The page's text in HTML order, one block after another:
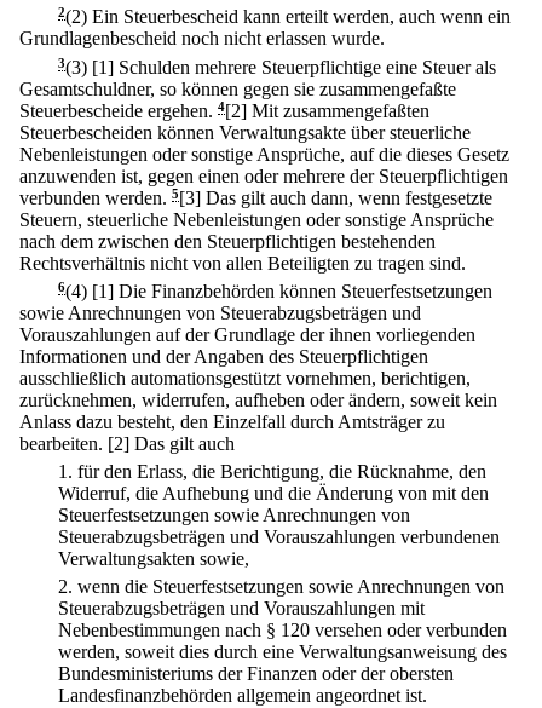
2(2) Ein Steuerbescheid kann erteilt werden, auch wenn ein
Grundlagenbescheid noch nicht erlassen wurde.
3(3) [1] Schulden mehrere Steuerpflichtige eine Steuer als
Gesamtschuldner, so können gegen sie zusammengefaßte
Steuerbescheide ergehen. 4[2] Mit zusammengefaßten
Steuerbescheiden können Verwaltungsakte über steuerliche
Nebenleistungen oder sonstige Ansprüche, auf die dieses Gesetz
anzuwenden ist, gegen einen oder mehrere der Steuerpflichtigen
verbunden werden. 5[3] Das gilt auch dann, wenn festgesetzte
Steuern, steuerliche Nebenleistungen oder sonstige Ansprüche
nach dem zwischen den Steuerpflichtigen bestehenden
Rechtsverhältnis nicht von allen Beteiligten zu tragen sind.
6(4) [1] Die Finanzbehörden können Steuerfestsetzungen
sowie Anrechnungen von Steuerabzugsbeträgen und
Vorauszahlungen auf der Grundlage der ihnen vorliegenden
Informationen und der Angaben des Steuerpflichtigen
ausschließlich automationsgestützt vornehmen, berichtigen,
zurücknehmen, widerrufen, aufheben oder ändern, soweit kein
Anlass dazu besteht, den Einzelfall durch Amtsträger zu
bearbeiten. [2] Das gilt auch
1. für den Erlass, die Berichtigung, die Rücknahme, den
Widerruf, die Aufhebung und die Änderung von mit den
Steuerfestsetzungen sowie Anrechnungen von
Steuerabzugsbeträgen und Vorauszahlungen verbundenen
Verwaltungsakten sowie,
2. wenn die Steuerfestsetzungen sowie Anrechnungen von
Steuerabzugsbeträgen und Vorauszahlungen mit
Nebenbestimmungen nach § 120 versehen oder verbunden
werden, soweit dies durch eine Verwaltungsanweisung des
Bundesministeriums der Finanzen oder der obersten
Landesfinanzbehörden allgemein angeordnet ist.